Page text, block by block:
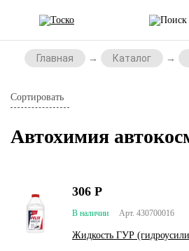
Главная Каталог
Сортировать
Автохимия
Арт. 430700016
В наличии
Жидкость ГУР
306 Р